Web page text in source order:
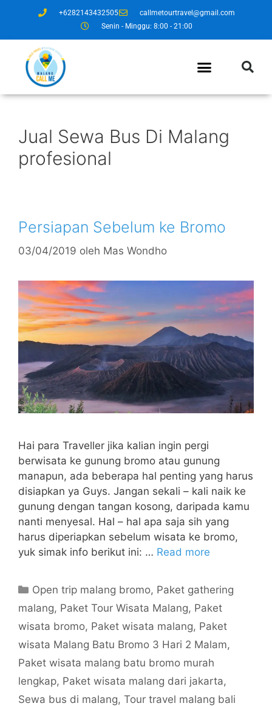
+6282143432505
callmetourtravel@gmail.com
Senin - Minggu: 8:00 - 21:00
Jual Sewa Bus Di Malang
profesional
Persiapan Sebelum ke Bromo
03/04/2019 oleh Mas Wondho
Hai para Traveller jika kalian ingin pergi
berwisata ke gunung bromo atau gunung
manapun, ada beberapa hal penting yang harus
disiapkan ya Guys. Jangan sekali – kali naik ke
gunung dengan tangan kosong, daripada kamu
nanti menyesal. Hal – hal apa saja sih yang
harus diperiapkan sebelum wisata ke bromo,
yuk simak info berikut ini: … Read more
Open trip malang bromo, Paket gathering
malang, Paket Tour Wisata Malang, Paket
wisata bromo, Paket wisata malang, Paket
wisata Malang Batu Bromo 3 Hari 2 Malam,
Paket wisata malang batu bromo murah
lengkap, Paket wisata malang dari jakarta,
Sewa bus di malang, Tour travel malang bali